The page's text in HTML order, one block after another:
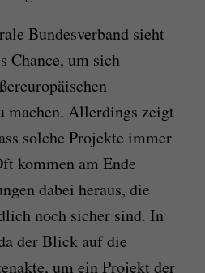
Bundesverband sieht
Chance, um sich
machen. Allerdings zeigt
solche Projekte immer
kommen am Ende
dabei heraus, die
noch sicher sind. In
der Blick auf die
um ein Projekt der